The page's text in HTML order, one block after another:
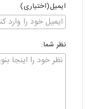
ایمیل(اختیاری)
نظر شما: